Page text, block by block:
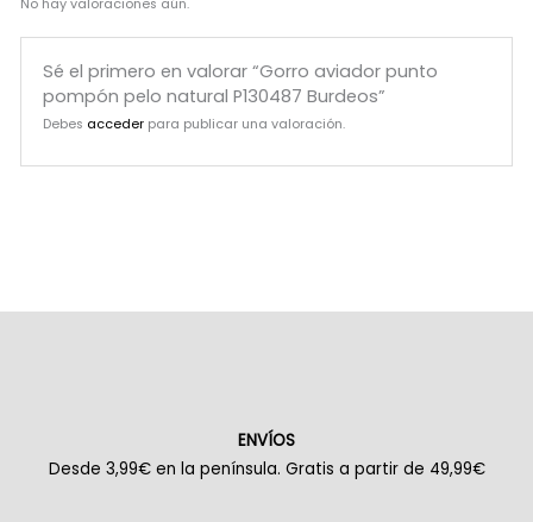
No hay valoraciones aún.
Sé el primero en valorar “Gorro aviador punto
pompón pelo natural P130487 Burdeos”
Debes acceder para publicar una valoración.
ENVÍOS
Desde 3,99€ en la península. Gratis a partir de 49,99€